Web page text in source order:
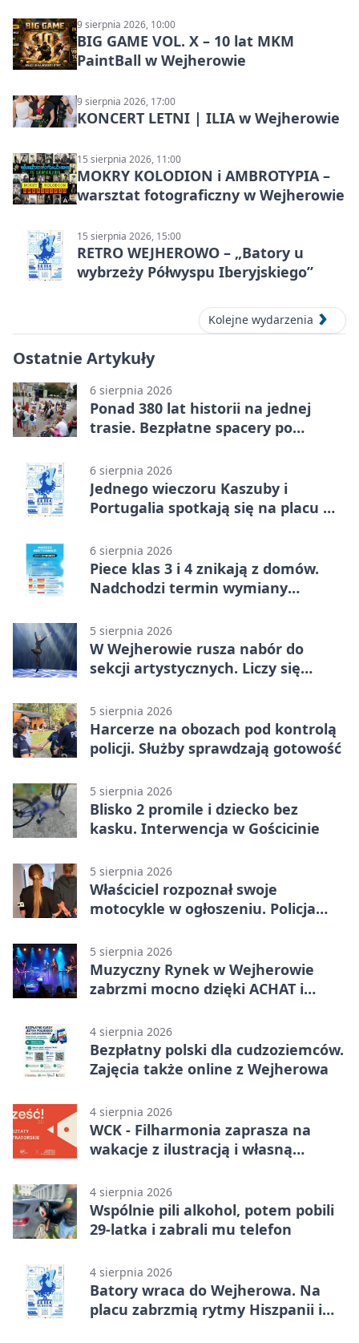
9 sierpnia 2026, 10:00
BIG GAME VOL. X – 10 lat MKM
PaintBall w Wejherowie
9 sierpnia 2026, 17:00
KONCERT LETNI | ILIA w Wejherowie
15 sierpnia 2026, 11:00
MOKRY KOLODION i AMBROTYPIA –
warsztat fotograficzny w Wejherowie
15 sierpnia 2026, 15:00
RETRO WEJHEROWO – „Batory u
wybrzeży Półwyspu Iberyjskiego”
Kolejne wydarzenia
Ostatnie Artykuły
6 sierpnia 2026
Ponad 380 lat historii na jednej
trasie. Bezpłatne spacery po
6 sierpnia 2026
Jednego wieczoru Kaszuby i
Portugalia spotkają się na placu w
6 sierpnia 2026
Piece klas 3 i 4 znikają z domów.
Nadchodzi termin wymiany
5 sierpnia 2026
W Wejherowie rusza nabór do
sekcji artystycznych. Liczy się
5 sierpnia 2026
Harcerze na obozach pod kontrolą
policji. Służby sprawdzają gotowość
5 sierpnia 2026
Blisko 2 promile i dziecko bez
kasku. Interwencja w Gościcinie
5 sierpnia 2026
Właściciel rozpoznał swoje
motocykle w ogłoszeniu. Policja
5 sierpnia 2026
Muzyczny Rynek w Wejherowie
zabrzmi mocno dzięki ACHAT i
4 sierpnia 2026
Bezpłatny polski dla cudzoziemców.
Zajęcia także online z Wejherowa
4 sierpnia 2026
WCK - Filharmonia zaprasza na
wakacje z ilustracją i własną
4 sierpnia 2026
Wspólnie pili alkohol, potem pobili
29-latka i zabrali mu telefon
4 sierpnia 2026
Batory wraca do Wejherowa. Na
placu zabrzmią rytmy Hiszpanii i